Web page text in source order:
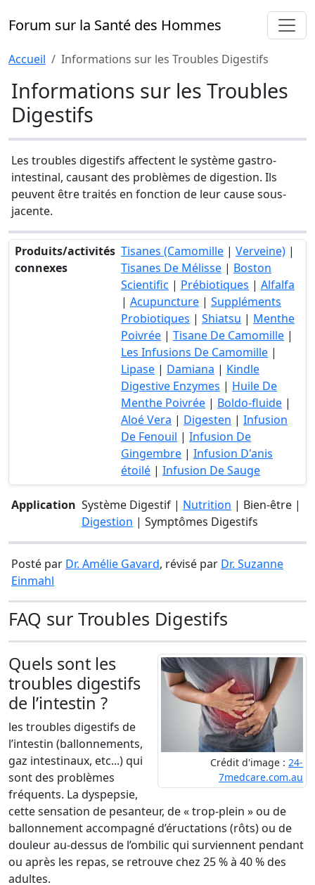
Forum sur la Santé des Hommes
Accueil Informations sur les Troubles Digestifs
Informations sur les Troubles
Digestifs
Les troubles digestifs affectent le système gastro-
intestinal, causant des problèmes de digestion. Ils
peuvent être traités en fonction de leur cause sous-
jacente.
Produits/activités
connexes
Tisanes (Camomille | Verveine) |
Tisanes De Mélisse | Boston
Scientific | Prébiotiques | Alfalfa
| Acupuncture | Suppléments
Probiotiques | Shiatsu | Menthe
Poivrée | Tisane De Camomille |
Les Infusions De Camomille |
Lipase | Damiana | Kindle
Digestive Enzymes | Huile De
Menthe Poivrée | Boldo-fluide |
Aloé Vera | Digesten | Infusion
De Fenouil | Infusion De
Gingembre | Infusion D'anis
étoilé | Infusion De Sauge
Application Système Digestif | Nutrition | Bien-être |
Digestion | Symptômes Digestifs
Posté par Dr. Amélie Gavard, révisé par Dr. Suzanne
Einmahl
FAQ sur Troubles Digestifs
Crédit d'image : 24-
7medcare.com.au
Quels sont les
troubles digestifs
de l’intestin ?
les troubles digestifs de
l’intestin (ballonnements,
gaz intestinaux, etc...) qui
sont des problèmes
fréquents. La dyspepsie,
cette sensation de pesanteur, de « trop-plein » ou de
ballonnement accompagné d’éructations (rôts) ou de
douleur au-dessus de l’ombilic qui surviennent pendant
ou après les repas, se retrouve chez 25 % à 40 % des
adultes.